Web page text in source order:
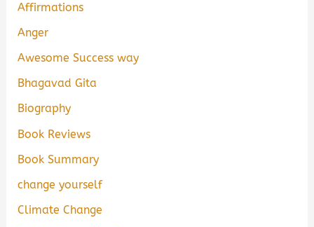
Affirmations
Anger
Awesome Success way
Bhagavad Gita
Biography
Book Reviews
Book Summary
change yourself
Climate Change